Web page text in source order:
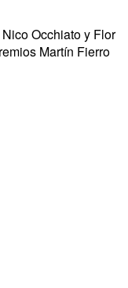
Occhiato y Flor
Martín Fierro